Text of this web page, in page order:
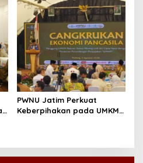
PWNU Jatim Perkuat
Keberpihakan pada UMKM